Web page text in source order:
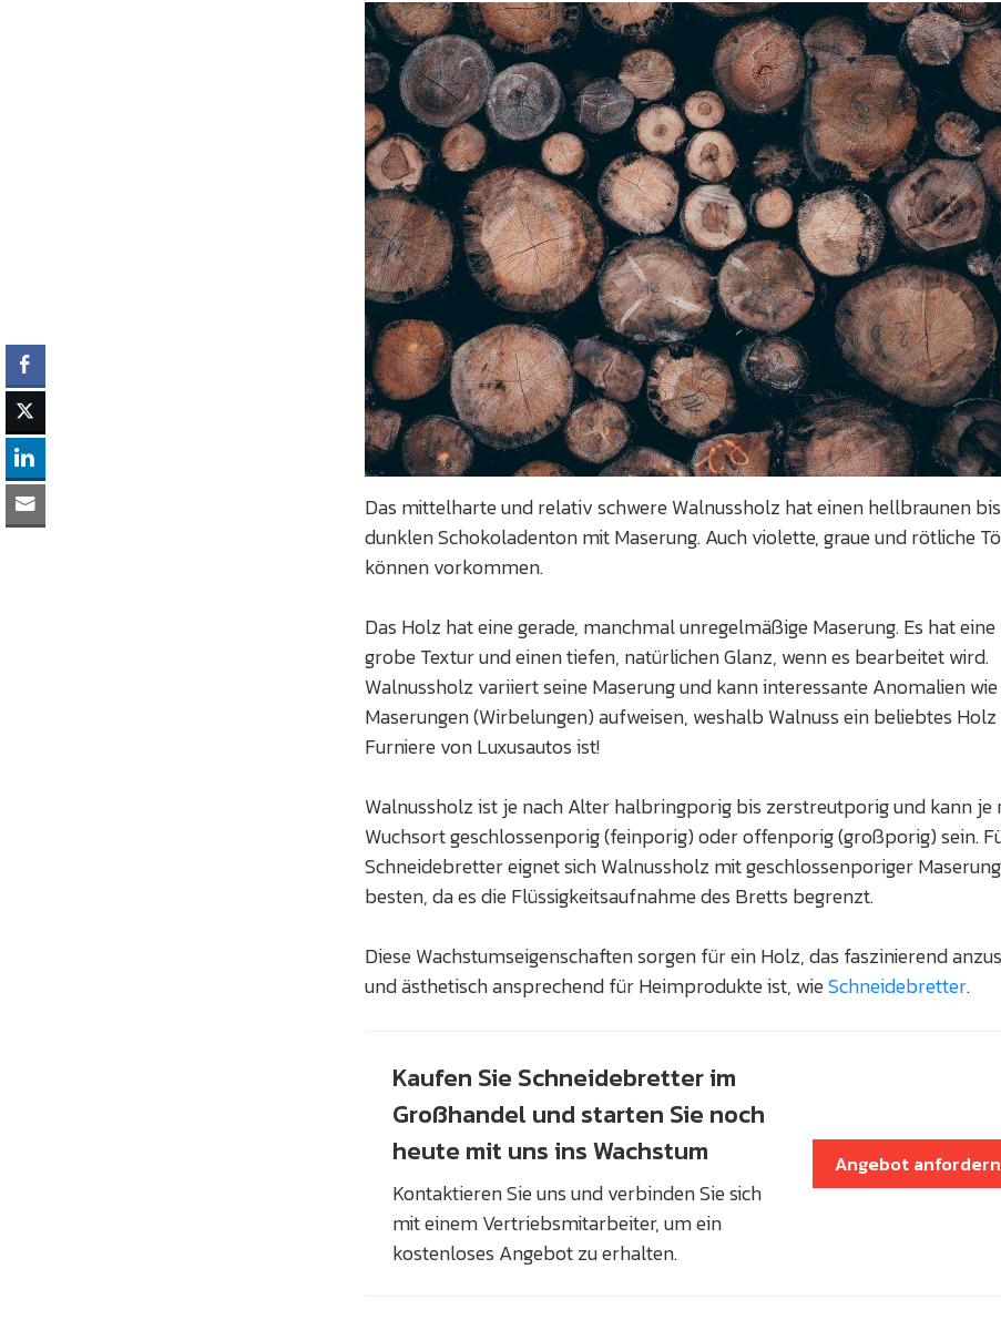
Das mittelharte und relativ schwere Walnussholz hat einen hellbraunen bis
dunklen Schokoladenton mit Maserung. Auch violette, graue und rötliche
können vorkommen.
Das Holz hat eine gerade, manchmal unregelmäßige Maserung. Es hat
grobe Textur und einen tiefen, natürlichen Glanz, wenn es bearbeitet wird.
Walnussholz variiert seine Maserung und kann interessante Anomalien wie
Maserungen (Wirbelungen) aufweisen, weshalb Walnuss ein beliebtes
Furniere von Luxusautos ist!
Walnussholz ist je nach Alter halbringporig bis zerstreutporig und kann je
Wuchsort geschlossenporig (feinporig) oder offenporig (großporig) sein.
Schneidebretter eignet sich Walnussholz mit geschlossenporiger
besten, da es die Flüssigkeitsaufnahme des Bretts begrenzt.
Diese Wachstumseigenschaften sorgen für ein Holz, das faszinierend
und ästhetisch ansprechend für Heimprodukte ist, wieSchneidebretter.
Kaufen Sie Schneidebretter im
Großhandel und starten Sie noch
heute mit uns ins Wachstum
Kontaktieren Sie uns und verbinden Sie sich
mit einem Vertriebsmitarbeiter, um ein
kostenloses Angebot zu erhalten.
Angebot anfordern